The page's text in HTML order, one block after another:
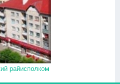
райисполком